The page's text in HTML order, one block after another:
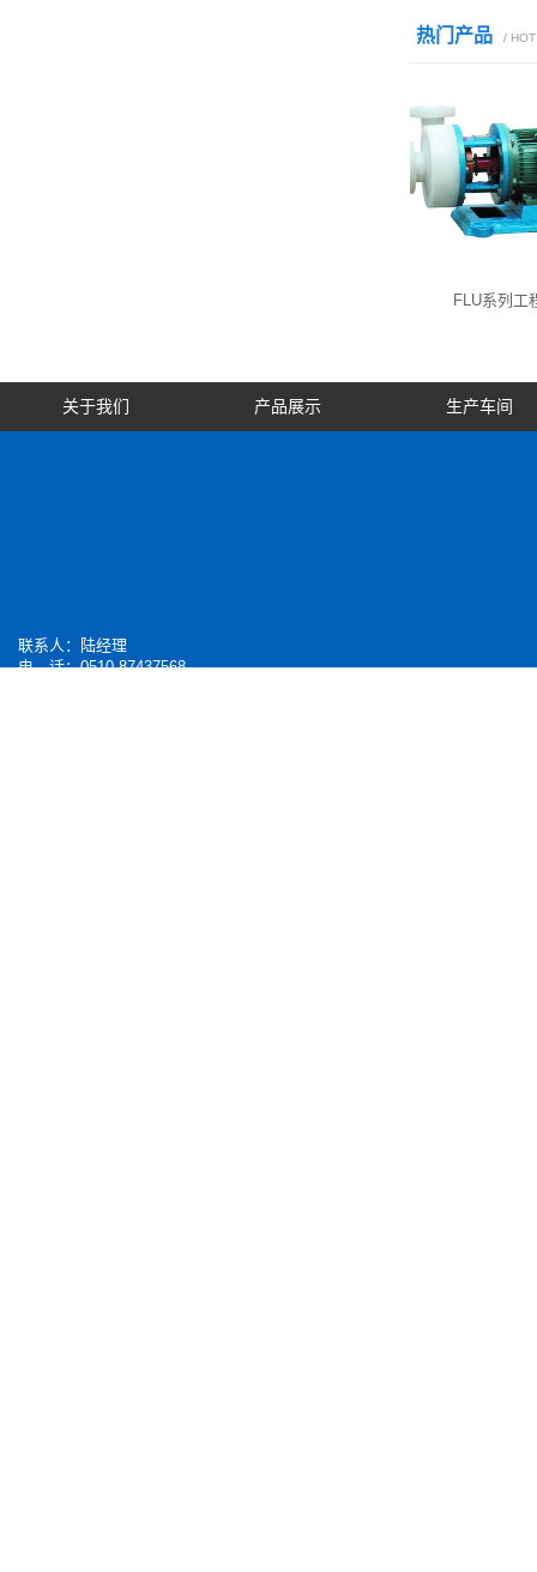
热门产品 /
FLU系列工
关于我们 产品展示 生产车间
联系人：陆经理
电 话：0510-87437568